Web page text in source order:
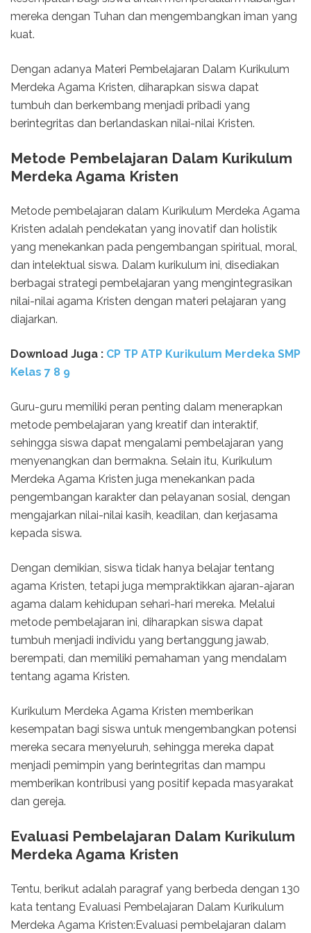
mereka dengan Tuhan dan mengembangkan iman yang
kuat.
Dengan adanya Materi Pembelajaran Dalam Kurikulum
Merdeka Agama Kristen, diharapkan siswa dapat
tumbuh dan berkembang menjadi pribadi yang
berintegritas dan berlandaskan nilai-nilai Kristen.
Metode Pembelajaran Dalam Kurikulum
Merdeka Agama Kristen
Metode pembelajaran dalam Kurikulum Merdeka Agama
Kristen adalah pendekatan yang inovatif dan holistik
yang menekankan pada pengembangan spiritual, moral,
dan intelektual siswa. Dalam kurikulum ini, disediakan
berbagai strategi pembelajaran yang mengintegrasikan
nilai-nilai agama Kristen dengan materi pelajaran yang
diajarkan.
Download Juga : CP TP ATP Kurikulum Merdeka SMP
Kelas 7 8 9
Guru-guru memiliki peran penting dalam menerapkan
metode pembelajaran yang kreatif dan interaktif,
sehingga siswa dapat mengalami pembelajaran yang
menyenangkan dan bermakna. Selain itu, Kurikulum
Merdeka Agama Kristen juga menekankan pada
pengembangan karakter dan pelayanan sosial, dengan
mengajarkan nilai-nilai kasih, keadilan, dan kerjasama
kepada siswa.
Dengan demikian, siswa tidak hanya belajar tentang
agama Kristen, tetapi juga mempraktikkan ajaran-ajaran
agama dalam kehidupan sehari-hari mereka. Melalui
metode pembelajaran ini, diharapkan siswa dapat
tumbuh menjadi individu yang bertanggung jawab,
berempati, dan memiliki pemahaman yang mendalam
tentang agama Kristen.
Kurikulum Merdeka Agama Kristen memberikan
kesempatan bagi siswa untuk mengembangkan potensi
mereka secara menyeluruh, sehingga mereka dapat
menjadi pemimpin yang berintegritas dan mampu
memberikan kontribusi yang positif kepada masyarakat
dan gereja.
Evaluasi Pembelajaran Dalam Kurikulum
Merdeka Agama Kristen
Tentu, berikut adalah paragraf yang berbeda dengan 130
kata tentang Evaluasi Pembelajaran Dalam Kurikulum
Merdeka Agama Kristen:Evaluasi pembelajaran dalam